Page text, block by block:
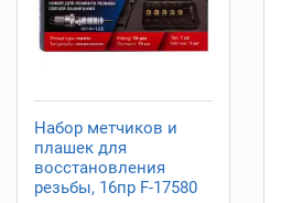
Набор метчиков и
плашек для
восстановления
резьбы, 16пр F-17580